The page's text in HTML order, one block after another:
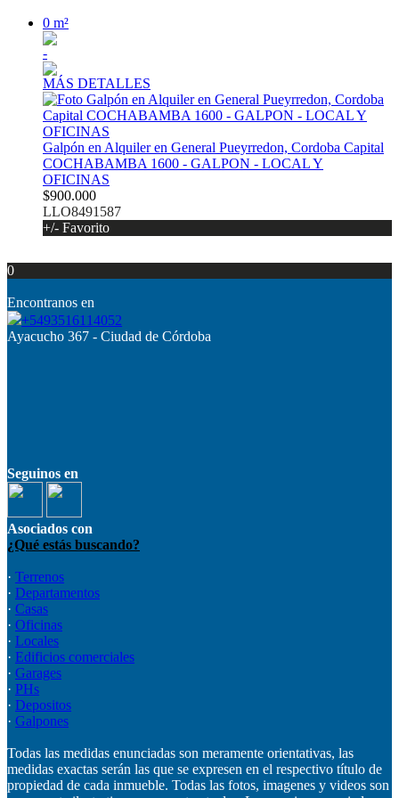
0 m²
-
MÁS DETALLES
Galpón en Alquiler en General Pueyrredon, Cordoba Capital
COCHABAMBA 1600 - GALPON - LOCAL Y
OFICINAS
$900.000
LLO8491587
+/- Favorito
0
Encontranos en
+5493516114052
Ayacucho 367 - Ciudad de Córdoba
Seguinos en
Asociados con
¿Qué estás buscando?
· Terrenos
· Departamentos
· Casas
· Oficinas
· Locales
· Edificios comerciales
· Garages
· PHs
· Depositos
· Galpones
Todas las medidas enunciadas son meramente orientativas, las
medidas exactas serán las que se expresen en el respectivo título de
propiedad de cada inmueble. Todas las fotos, imagenes y videos son